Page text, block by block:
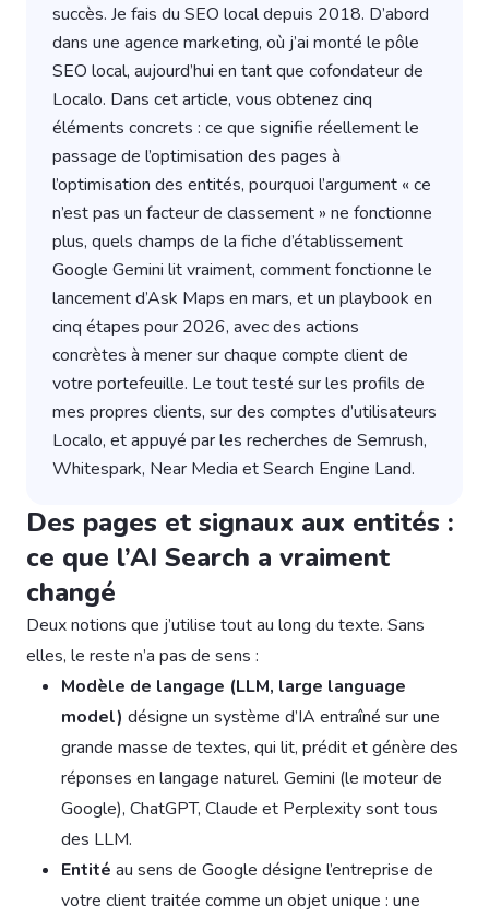
succès. Je fais du SEO local depuis 2018. D’abord
dans une agence marketing, où j’ai monté le pôle
SEO local, aujourd’hui en tant que cofondateur de
Localo. Dans cet article, vous obtenez cinq
éléments concrets : ce que signifie réellement le
passage de l’optimisation des pages à
l’optimisation des entités, pourquoi l’argument « ce
n’est pas un facteur de classement » ne fonctionne
plus, quels champs de la fiche d’établissement
Google Gemini lit vraiment, comment fonctionne le
lancement d’Ask Maps en mars, et un playbook en
cinq étapes pour 2026, avec des actions
concrètes à mener sur chaque compte client de
votre portefeuille. Le tout testé sur les profils de
mes propres clients, sur des comptes d’utilisateurs
Localo, et appuyé par les recherches de Semrush,
Whitespark, Near Media et Search Engine Land.
Des pages et signaux aux entités :
ce que l’AI Search a vraiment
changé
Deux notions que j’utilise tout au long du texte. Sans
elles, le reste n’a pas de sens :
Modèle de langage (LLM, large language
model) désigne un système d’IA entraîné sur une
grande masse de textes, qui lit, prédit et génère des
réponses en langage naturel. Gemini (le moteur de
Google), ChatGPT, Claude et Perplexity sont tous
des LLM.
Entité au sens de Google désigne l’entreprise de
votre client traitée comme un objet unique : une